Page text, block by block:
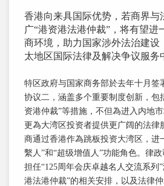
香港向来具国际优势，若商界与
广“港资港法港仲裁”，将有望进
商环境，助力国家涉外法治建设
太地区国际法律及解决争议服务
特区政府与国家商务部於去年十月签
协议二，涵盖多个重要制度创新，包
资港仲裁”等措施，不但為进入内地
更為大湾区投资者提供更广阔的法律
商通过香港作為跳板投资大湾区，进
繫人”和“超级增值人”功能角色。律
担任“125周年会庆卓越名人交流系列
港法港仲裁”的相关安排，以及法律